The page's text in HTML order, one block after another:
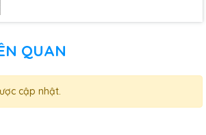
QUAN
cập nhật.